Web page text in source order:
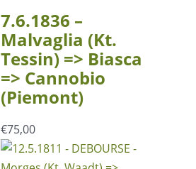
7.6.1836 –
Malvaglia (Kt.
Tessin) => Biasca
=> Cannobio
(Piemont)
€75,00